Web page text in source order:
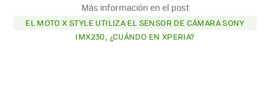
Más información en el post
EL MOTO X STYLE UTILIZA EL SENSOR DE CÁMARA SONY
IMX230, ¿CUÁNDO EN XPERIA?